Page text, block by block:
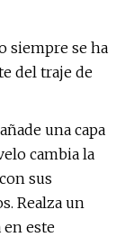
siempre se ha
del traje de
una capa
cambia la
sus
Realza un
este